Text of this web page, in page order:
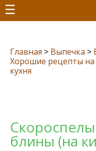
☰
Главная > Выпечка >
Хорошие рецепты
кухня
блины (на